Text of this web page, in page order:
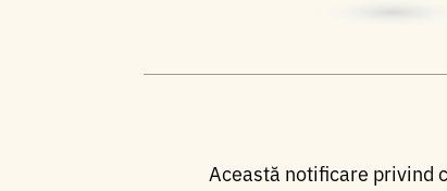
Această notificare privind